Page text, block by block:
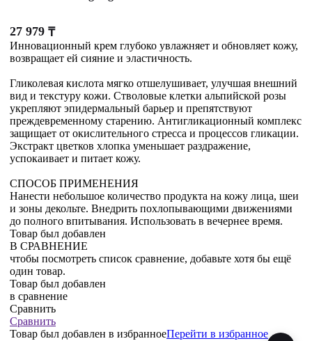
27 979 ₸
Инновационный крем глубоко увлажняет и обновляет кожу,
возвращает ей сияние и эластичность.
Гликолевая кислота мягко отшелушивает, улучшая внешний
вид и текстуру кожи. Стволовые клетки альпийской розы
укрепляют эпидермальный барьер и препятствуют
преждевременному старению. Антигликационный комплекс
защищает от окислительного стресса и процессов гликации.
Экстракт цветков хлопка уменьшает раздражение,
успокаивает и питает кожу.
СПОСОБ ПРИМЕНЕНИЯ
Нанести небольшое количество продукта на кожу лица, шеи
и зоны декольте. Внедрить похлопывающими движениями
до полного впитывания. Использовать в вечернее время.
Товар был добавлен
В СРАВНЕНИЕ
чтобы посмотреть список сравнение, добавьте хотя бы ещё
один товар.
Товар был добавлен
в сравнение
Сравнить
Сравнить
Товар был добавлен в избранноеПерейти в избранное